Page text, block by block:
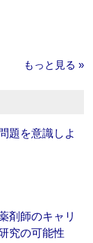
もっと見る »
題を意識しよ
剤師のキャリ
究の可能性